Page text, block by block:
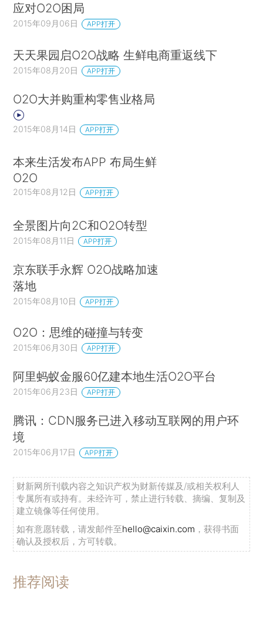
应对O2O困局
2015年09月06日 APP打开
天天果园启O2O战略 生鲜电商重返线下
2015年08月20日 APP打开
O2O大并购重构零售业格局
2015年08月14日 APP打开
本来生活发布APP 布局生鲜
O2O
2015年08月12日 APP打开
全景图片向2C和O2O转型
2015年08月11日 APP打开
京东联手永辉 O2O战略加速
落地
2015年08月10日 APP打开
O2O：思维的碰撞与转变
2015年06月30日 APP打开
阿里蚂蚁金服60亿建本地生活O2O平台
2015年06月23日 APP打开
腾讯：CDN服务已进入移动互联网的用户环
境
2015年06月17日 APP打开
财新网所刊载内容之知识产权为财新传媒及/或相关权利人
专属所有或持有。未经许可，禁止进行转载、摘编、复制及
建立镜像等任何使用。
如有意愿转载，请发邮件至hello@caixin.com ，获得书面
确认及授权后，方可转载。
推荐阅读